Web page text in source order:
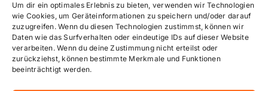
Um dir ein optimales Erlebnis zu bieten, verwenden wir Technologien
wie Cookies, um Geräteinformationen zu speichern und/oder darauf
zuzugreifen. Wenn du diesen Technologien zustimmst, können wir
Daten wie das Surfverhalten oder eindeutige IDs auf dieser Website
verarbeiten. Wenn du deine Zustimmung nicht erteilst oder
zurückziehst, können bestimmte Merkmale und Funktionen
beeinträchtigt werden.
Cookie-Richtlinie (EU)
Mediendaten